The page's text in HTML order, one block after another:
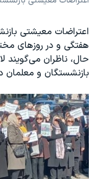
اعتراضات معیشتی
هفتگی و در روزهای
بازنشستگان و معلمان